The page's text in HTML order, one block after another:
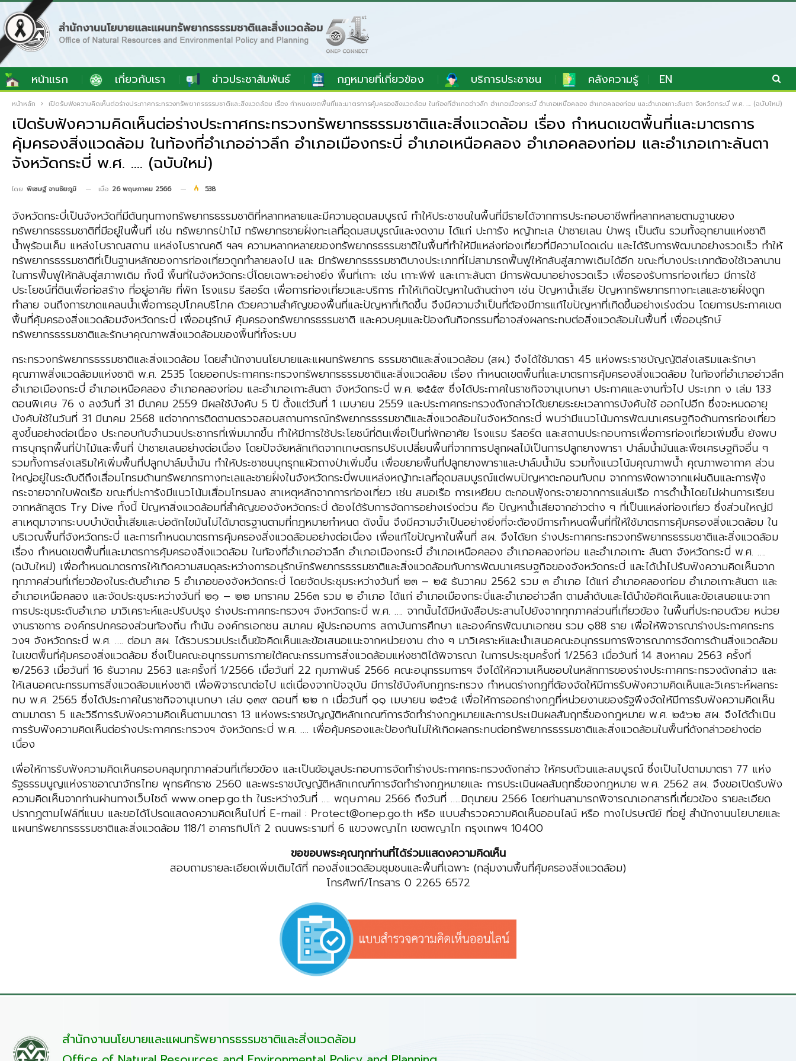
หน้าแรก เกี่ยวกับเรา ข่าวประชาสัมพันธ์ กฎหมายที่เกี่ยวข้อง บริการประชาชน คลังความรู้ EN
หน้าหลัก เปิดรับฟังความคิดเห็นต่อร่างประกาศกระทรวงทรัพยากรธรรมชาติและสิ่งแวดล้อม เรื่อง กําหนดเขตพื้นที่และมาตรการคุ้มครองสิ่งแวดล้อม ในท้องที่อําเภออ่าวลึก อําเภอเมืองกระบี่ อําเภอเหนือคลอง อําเภอคลองท่อม และอําเภอเกาะลันตา จังหวัดกระบี่ พ.ศ. …. (ฉบับใหม่)
เปิดรับฟังความคิดเห็นต่อร่างประกาศกระทรวงทรัพยากรธรรมชาติและสิ่งแวดล้อม เรื่อง กําหนดเขตพื้นที่และมาตรการ
คุ้มครองสิ่งแวดล้อม ในท้องที่อําเภออ่าวลึก อําเภอเมืองกระบี่ อําเภอเหนือคลอง อําเภอคลองท่อม และอําเภอเกาะลันตา
จังหวัดกระบี่ พ.ศ. …. (ฉบับใหม่)
โดย พิเชษฐ์ จานชัยภูมิ เมื่อ 26 พฤษภาคม 2566 538
จังหวัดกระบี่เป็นจังหวัดที่มีต้นทุนทางทรัพยากรธรรมชาติที่หลากหลายและมีความอุดมสมบูรณ์ ทำให้ประชาชนในพื้นที่มีรายได้จากการประกอบอาชีพที่หลากหลายตามฐานของ
ทรัพยากรธรรมชาติที่มีอยู่ในพื้นที่ เช่น ทรัพยากรป่าไม้ ทรัพยากรชายฝั่งทะเลที่อุดมสมบูรณ์และงดงาม ได้แก่ ปะการัง หญ้าทะเล ป่าชายเลน ป่าพรุ เป็นต้น รวมทั้งอุทยานแห่งชาติ
น้ำพุร้อนเค็ม แหล่งโบราณสถาน แหล่งโบราณคดี ฯลฯ ความหลากหลายของทรัพยากรธรรมชาติในพื้นที่ทำให้มีแหล่งท่องเที่ยวที่มีความโดดเด่น และได้รับการพัฒนาอย่างรวดเร็ว ทำให้
ทรัพยากรธรรมชาติที่เป็นฐานหลักของการท่องเที่ยวถูกทำลายลงไป และ มีทรัพยากรธรรมชาติบางประเภทที่ไม่สามารถฟื้นฟูให้กลับสู่สภาพเดิมได้อีก ขณะที่บางประเภทต้องใช้เวลานาน
ในการฟื้นฟูให้กลับสู่สภาพเดิม ทั้งนี้ พื้นที่ในจังหวัดกระบี่โดยเฉพาะอย่างยิ่ง พื้นที่เกาะ เช่น เกาะพีพี และเกาะลันตา มีการพัฒนาอย่างรวดเร็ว เพื่อรองรับการท่องเที่ยว มีการใช้
ประโยชน์ที่ดินเพื่อก่อสร้าง ที่อยู่อาศัย ที่พัก โรงแรม รีสอร์ต เพื่อการท่องเที่ยวและบริการ ทำให้เกิดปัญหาในด้านต่างๆ เช่น ปัญหาน้ำเสีย ปัญหาทรัพยากรทางทะเลและชายฝั่งถูก
ทำลาย จนถึงการขาดแคลนน้ำเพื่อการอุปโภคบริโภค ด้วยความสำคัญของพื้นที่และปัญหาที่เกิดขึ้น จึงมีความจำเป็นที่ต้องมีการแก้ไขปัญหาที่เกิดขึ้นอย่างเร่งด่วน โดยการประกาศเขต
พื้นที่คุ้มครองสิ่งแวดล้อมจังหวัดกระบี่ เพื่ออนุรักษ์ คุ้มครองทรัพยากรธรรมชาติ และควบคุมและป้องกันกิจกรรมที่อาจส่งผลกระทบต่อสิ่งแวดล้อมในพื้นที่ เพื่ออนุรักษ์
ทรัพยากรธรรมชาติและรักษาคุณภาพสิ่งแวดล้อมของพื้นที่ทั้งระบบ
กระทรวงทรัพยากรธรรมชาติและสิ่งแวดล้อม โดยสำนักงานนโยบายและแผนทรัพยากร ธรรมชาติและสิ่งแวดล้อม (สผ.) จึงได้ใช้มาตรา 45 แห่งพระราชบัญญัติส่งเสริมและรักษา
คุณภาพสิ่งแวดล้อมแห่งชาติ พ.ศ. 2535 โดยออกประกาศกระทรวงทรัพยากรธรรมชาติและสิ่งแวดล้อม เรื่อง กําหนดเขตพื้นที่และมาตรการคุ้มครองสิ่งแวดล้อม ในท้องที่อําเภออ่าวลึก
อําเภอเมืองกระบี่ อําเภอเหนือคลอง อําเภอคลองท่อม และอําเภอเกาะลันตา จังหวัดกระบี่ พ.ศ. ๒๕๕๙ ซึ่งได้ประกาศในราชกิจจานุเบกษา ประกาศและงานทั่วไป ประเภท ง เล่ม 133
ตอนพิเศษ 76 ง ลงวันที่ 31 มีนาคม 2559 มีผลใช้บังคับ 5 ปี ตั้งแต่วันที่ 1 เมษายน 2559 และประกาศกระทรวงดังกล่าวได้ขยายระยะเวลาการบังคับใช้ ออกไปอีก ซึ่งจะหมดอายุ
บังคับใช้ในวันที่ 31 มีนาคม 2568 แต่จากการติดตามตรวจสอบสถานการณ์ทรัพยากรธรรมชาติและสิ่งแวดล้อมในจังหวัดกระบี่ พบว่ามีแนวโน้มการพัฒนาเศรษฐกิจด้านการท่องเที่ยว
สูงขึ้นอย่างต่อเนื่อง ประกอบกับจำนวนประชากรที่เพิ่มมากขึ้น ทำให้มีการใช้ประโยชน์ที่ดินเพื่อเป็นที่พักอาศัย โรงแรม รีสอร์ต และสถานประกอบการเพื่อการท่องเที่ยวเพิ่มขึ้น ยังพบ
การบุกรุกพื้นที่ป่าไม้และพื้นที่ ป่าชายเลนอย่างต่อเนื่อง โดยปัจจัยหลักเกิดจากเกษตรกรปรับเปลี่ยนพื้นที่จากการปลูกผลไม้เป็นการปลูกยางพารา ปาล์มน้ำมันและพืชเศรษฐกิจอื่น ๆ
รวมทั้งการส่งเสริมให้เพิ่มพื้นที่ปลูกปาล์มน้ำมัน ทำให้ประชาชนบุกรุกแผ้วถางป่าเพิ่มขึ้น เพื่อขยายพื้นที่ปลูกยางพาราและปาล์มน้ำมัน รวมทั้งแนวโน้มคุณภาพน้ำ คุณภาพอากาศ ส่วน
ใหญ่อยู่ในระดับดีถึงเสื่อมโทรมด้านทรัพยากรทางทะเลและชายฝั่งในจังหวัดกระบี่พบแหล่งหญ้าทะเลที่อุดมสมบูรณ์แต่พบปัญหาตะกอนทับถม จากการพัดพาจากแผ่นดินและการฟุ้ง
กระจายจากใบพัดเรือ ขณะที่ปะการังมีแนวโน้มเสื่อมโทรมลง สาเหตุหลักจากการท่องเที่ยว เช่น สมอเรือ การเหยียบ ตะกอนฟุ้งกระจายจากการแล่นเรือ การดำน้ำโดยไม่ผ่านการเรียน
จากหลักสูตร Try Dive ทั้งนี้ ปัญหาสิ่งแวดล้อมที่สำคัญของจังหวัดกระบี่ ต้องได้รับการจัดการอย่างเร่งด่วน คือ ปัญหาน้ำเสียจากอ่าวต่าง ๆ ที่เป็นแหล่งท่องเที่ยว ซึ่งส่วนใหญ่มี
สาเหตุมาจากระบบบำบัดน้ำเสียและบ่อดักไขมันไม่ได้มาตรฐานตามที่กฎหมายกำหนด ดังนั้น จึงมีความจำเป็นอย่างยิ่งที่จะต้องมีการกำหนดพื้นที่ที่ให้ใช้มาตรการคุ้มครองสิ่งแวดล้อม ใน
บริเวณพื้นที่จังหวัดกระบี่ และการกำหนดมาตรการคุ้มครองสิ่งแวดล้อมอย่างต่อเนื่อง เพื่อแก้ไขปัญหาในพื้นที่ สผ. จึงได้ยก ร่างประกาศกระทรวงทรัพยากรธรรมชาติและสิ่งแวดล้อม
เรื่อง กำหนดเขตพื้นที่และมาตรการคุ้มครองสิ่งแวดล้อม ในท้องที่อำเภออ่าวลึก อำเภอเมืองกระบี่ อำเภอเหนือคลอง อำเภอคลองท่อม และอำเภอเกาะ ลันตา จังหวัดกระบี่ พ.ศ. ….
(ฉบับใหม่) เพื่อกำหนดมาตรการให้เกิดความสมดุลระหว่างการอนุรักษ์ทรัพยากรธรรมชาติและสิ่งแวดล้อมกับการพัฒนาเศรษฐกิจของจังหวัดกระบี่ และได้นำไปรับฟังความคิดเห็นจาก
ทุกภาคส่วนที่เกี่ยวข้องในระดับอำเภอ 5 อำเภอของจังหวัดกระบี่ โดยจัดประชุมระหว่างวันที่ ๒๓ – ๒๕ ธันวาคม 2562 รวม ๓ อำเภอ ได้แก่ อำเภอคลองท่อม อำเภอเกาะลันตา และ
อำเภอเหนือคลอง และจัดประชุมระหว่างวันที่ ๒๑ – ๒๒ มกราคม 256๓ รวม ๒ อำเภอ ได้แก่ อำเภอเมืองกระบี่และอำเภออ่าวลึก ตามลำดับและได้นำข้อคิดเห็นและข้อเสนอแนะจาก
การประชุมระดับอำเภอ มาวิเคราะห์และปรับปรุง ร่างประกาศกระทรวงฯ จังหวัดกระบี่ พ.ศ. …. จากนั้นได้มีหนังสือประสานไปยังจากทุกภาคส่วนที่เกี่ยวข้อง ในพื้นที่ประกอบด้วย หน่วย
งานราชการ องค์กรปกครองส่วนท้องถิ่น กำนัน องค์กรเอกชน สมาคม ผู้ประกอบการ สถาบันการศึกษา และองค์กรพัฒนาเอกชน รวม ๑88 ราย เพื่อให้พิจารณาร่างประกาศกระทร
วงฯ จังหวัดกระบี่ พ.ศ. …. ต่อมา สผ. ได้รวบรวมประเด็นข้อคิดเห็นและข้อเสนอแนะจากหน่วยงาน ต่าง ๆ มาวิเคราะห์และนำเสนอคณะอนุกรรมการพิจารณาการจัดการด้านสิ่งแวดล้อม
ในเขตพื้นที่คุ้มครองสิ่งแวดล้อม ซึ่งเป็นคณะอนุกรรมการภายใต้คณะกรรมการสิ่งแวดล้อมแห่งชาติได้พิจารณา ในการประชุมครั้งที่ 1/2563 เมื่อวันที่ 14 สิงหาคม 2563 ครั้งที่
๒/2563 เมื่อวันที่ 16 ธันวาคม 2563 และครั้งที่ 1/2566 เมื่อวันที่ 22 กุมภาพันธ์ 2566 คณะอนุกรรมการฯ จึงได้ให้ความเห็นชอบในหลักการของร่างประกาศกระทรวงดังกล่าว และ
ให้เสนอคณะกรรมการสิ่งแวดล้อมแห่งชาติ เพื่อพิจารณาต่อไป แต่เนื่องจากปัจจุบัน มีการใช้บังคับกฎกระทรวง กำหนดร่างกฎที่ต้องจัดให้มีการรับฟังความคิดเห็นและวิเคราะห์ผลกระ
ทบ พ.ศ. 2565 ซึ่งได้ประกาศในราชกิจจานุเบกษา เล่ม ๑๓๙ ตอนที่ ๒๒ ก เมื่อวันที่ ๑๑ เมษายน ๒๕๖๕ เพื่อให้การออกร่างกฎที่หน่วยงานของรัฐพึงจัดให้มีการรับฟังความคิดเห็น
ตามมาตรา 5 และวิธีการรับฟังความคิดเห็นตามมาตรา 13 แห่งพระราชบัญญัติหลักเกณฑ์การจัดทำร่างกฎหมายและการประเมินผลสัมฤทธิ์ของกฎหมาย พ.ศ. ๒๕๖๒ สผ. จึงได้ดำเนิน
การรับฟังความคิดเห็นต่อร่างประกาศกระทรวงฯ จังหวัดกระบี่ พ.ศ. …. เพื่อคุ้มครองและป้องกันไม่ให้เกิดผลกระทบต่อทรัพยากรธรรมชาติและสิ่งแวดล้อมในพื้นที่ดังกล่าวอย่างต่อ
เนื่อง
เพื่อให้การรับฟังความคิดเห็นครอบคลุมทุกภาคส่วนที่เกี่ยวข้อง และเป็นข้อมูลประกอบการจัดทำร่างประกาศกระทรวงดังกล่าว ให้ครบถ้วนและสมบูรณ์ ซึ่งเป็นไปตามมาตรา 77 แห่ง
รัฐธรรมนูญแห่งราชอาณาจักรไทย พุทธศักราช 2560 และพระราชบัญญัติหลักเกณฑ์การจัดทำร่างกฎหมายและ การประเมินผลสัมฤทธิ์ของกฎหมาย พ.ศ. 2562 สผ. จึงขอเปิดรับฟัง
ความคิดเห็นจากท่านผ่านทางเว็บไซต์ www.onep.go.th ในระหว่างวันที่ …. พฤษภาคม 2566 ถึงวันที่ …..มิถุนายน 2566 โดยท่านสามารถพิจารณาเอกสารที่เกี่ยวข้อง รายละเอียด
ปรากฏตามไฟล์ที่แนบ และขอได้โปรดแสดงความคิดเห็นไปที่ E-mail : Protect@onep.go.th หรือ แบบสำรวจความคิดเห็นออนไลน์ หรือ ทางไปรษณีย์ ที่อยู่ สำนักงานนโยบายและ
แผนทรัพยากรธรรมชาติและสิ่งแวดล้อม 118/1 อาคารทิปโก้ 2 ถนนพระรามที่ 6 แขวงพญาไท เขตพญาไท กรุงเทพฯ 10400
ขอขอบพระคุณทุกท่านที่ได้ร่วมแสดงความคิดเห็น
สอบถามรายละเอียดเพิ่มเติมได้ที่ กองสิ่งแวดล้อมชุมชนและพื้นที่เฉพาะ (กลุ่มงานพื้นที่คุ้มครองสิ่งแวดล้อม)
โทรศัพท์/โทรสาร 0 2265 6572
สำนักงานนโยบายและแผนทรัพยากรธรรมชาติและสิ่งแวดล้อม